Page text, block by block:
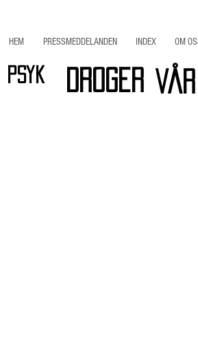
HEM PRESSMEDDELANDEN INDEX OM
Droger
Psyk